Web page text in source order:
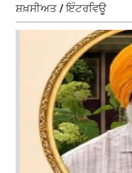
ਸ਼ਖ਼ਸੀਅਤ / ਇੰਟਰਵਿਊ